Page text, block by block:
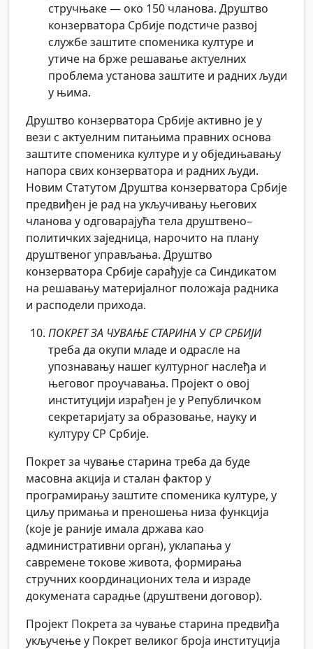
стручњаке — око 150 чланова. Друштво
конзерватора Србије подстиче развој
службе заштите споменика културе и
утиче на брже решавање актуелних
проблема установа заштите и радних људи
у њима.
Друштво конзерватора Србије активно је у
вези с актуелним питањима правних основа
заштите споменика културе и у обједињавању
напора свих конзерватора и радних људи.
Новим Статутом Друштва конзерватора Србије
предвиђен је рад на укључивању његових
чланова у одговарајућа тела друштвено–
политичких заједница, нарочито на плану
друштвеног управљања. Друштво
конзерватора Србије сарађује са Синдикатом
на решавању материјалног положаја радника
и расподели прихода.
ПОКРЕТ ЗА ЧУВАЊЕ СТАРИНАУ СР СРБИЈИ
треба да окупи младе и одрасле на
упознавању нашег културног наслеђа и
његовог проучавања. Пројект о овој
институцији израђен је у Републичком
секретаријату за образовање, науку и
културу СР Србије.
Покрет за чување старина треба да буде
масовна акција и сталан фактор у
програмирању заштите споменика културе, у
циљу примања и преношења низа функција
(које је раније имала држава као
административни орган), уклапања у
савремене токове живота, формирања
стручних координационих тела и израде
докумената сарадње (друштвени договор).
Пројект Покрета за чување старина предвиђа
укључење у Покрет великог броја институција